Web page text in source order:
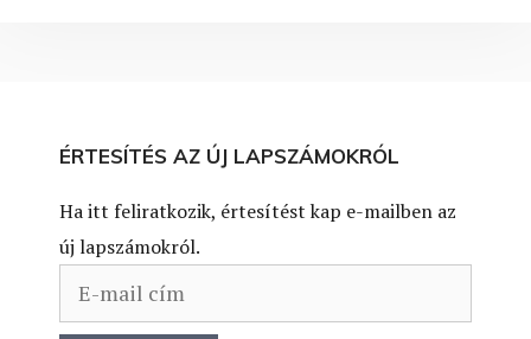
ÉRTESÍTÉS AZ ÚJ LAPSZÁMOKRÓL
Ha itt feliratkozik, értesítést kap e-mailben az
új lapszámokról.